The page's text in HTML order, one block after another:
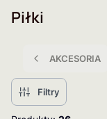
Piłki
AKCESORIA
Filtry